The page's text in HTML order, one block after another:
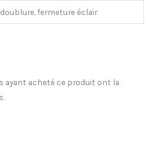
doublure, fermeture éclair
ayant acheté ce produit ont la